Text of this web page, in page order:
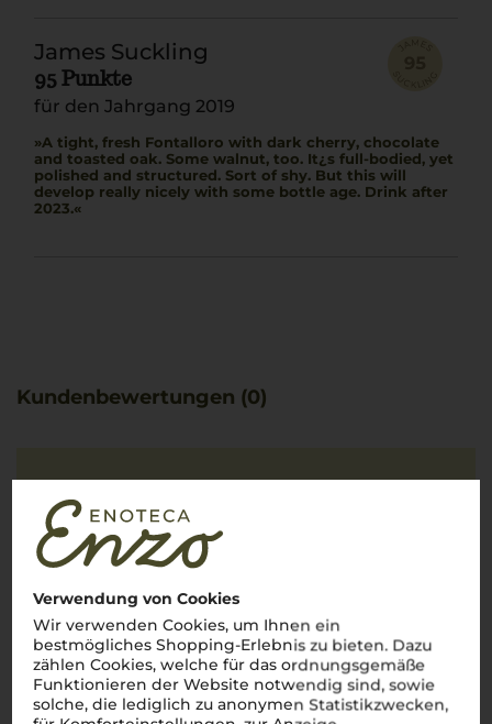
Verwendung von Cookies
Wir verwenden Cookies, um Ihnen ein
bestmögliches Shopping-Erlebnis zu bieten. Dazu
zählen Cookies, welche für das ordnungsgemäße
Funktionieren der Website notwendig sind, sowie
solche, die lediglich zu anonymen Statistikzwecken,
James Suckling
95 Punkte
für den Jahrgang 2019
A tight, fresh Fontalloro with dark cherry, chocolate
and toasted oak. Some walnut, too. It¿s full-bodied, yet
polished and structured. Sort of shy. But this will
develop really nicely with some bottle age. Drink after
2023.
Kundenbewertungen (0)
Kundenbewertung vorhanden.
Schreiben Sie jetzt die erste Bewertung!
JETZT BEWERTEN